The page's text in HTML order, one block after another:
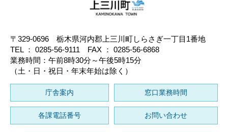
〒329-0696 栃木県河内郡上三川町しらさぎ一丁目1番地
TEL ： 0285-56-9111 FAX ： 0285-56-6868
業務時間：午前8時30分～午後5時15分
（土・日・祝日・年末年始は除く）
庁舎案内 窓口業務時間
各課電話番号 お問い合わせ